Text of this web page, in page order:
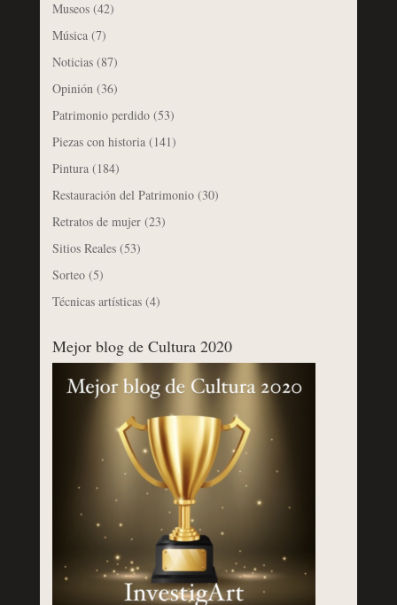
Museos(42)
Música(7)
Noticias(87)
Opinión(36)
Patrimonio perdido(53)
Piezas con historia(141)
Pintura(184)
Restauración del Patrimonio(30)
Retratos de mujer(23)
Sitios Reales(53)
Sorteo(5)
Técnicas artísticas(4)
Mejor blog de Cultura 2020